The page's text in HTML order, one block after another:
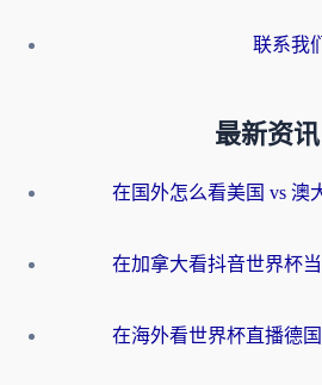
联系我们
最新资讯